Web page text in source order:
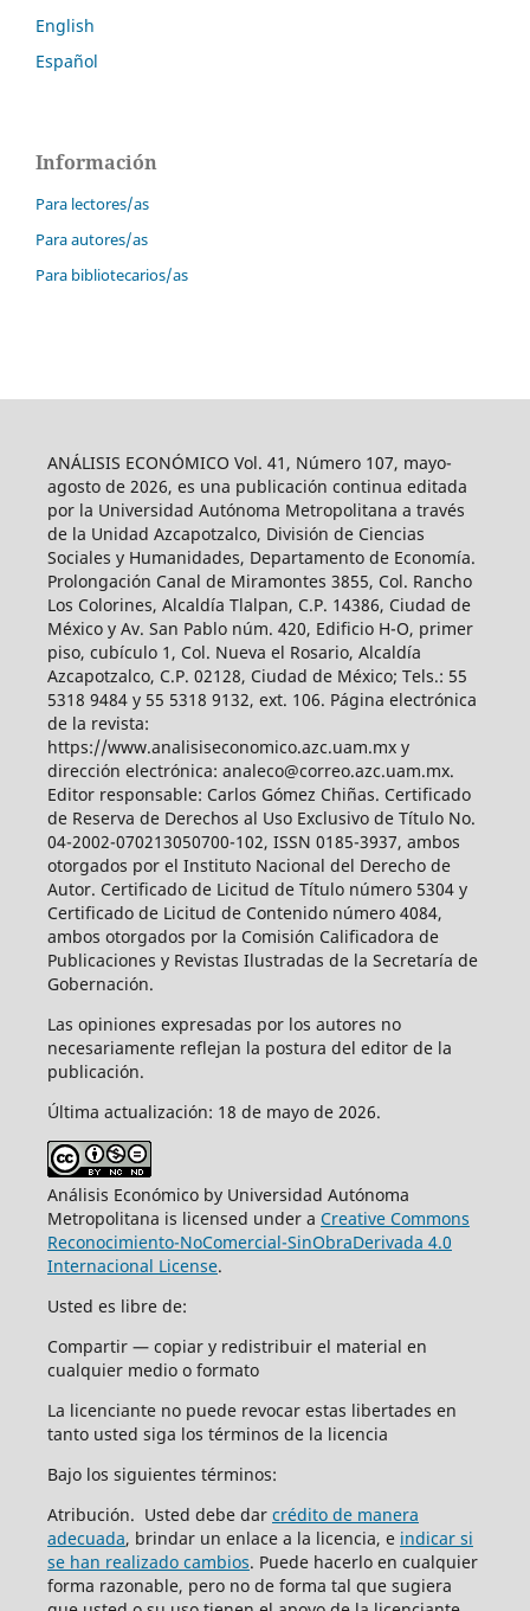
English
Español
Información
Para lectores/as
Para autores/as
Para bibliotecarios/as
ANÁLISIS ECONÓMICO Vol. 41, Número 107, mayo-
agosto de 2026, es una publicación continua editada
por la Universidad Autónoma Metropolitana a través
de la Unidad Azcapotzalco, División de Ciencias
Sociales y Humanidades, Departamento de Economía.
Prolongación Canal de Miramontes 3855, Col. Rancho
Los Colorines, Alcaldía Tlalpan, C.P. 14386, Ciudad de
México y Av. San Pablo núm. 420, Edificio H-O, primer
piso, cubículo 1, Col. Nueva el Rosario, Alcaldía
Azcapotzalco, C.P. 02128, Ciudad de México; Tels.: 55
5318 9484 y 55 5318 9132, ext. 106. Página electrónica
de la revista:
https://www.analisiseconomico.azc.uam.mx y
dirección electrónica: analeco@correo.azc.uam.mx.
Editor responsable: Carlos Gómez Chiñas. Certificado
de Reserva de Derechos al Uso Exclusivo de Título No.
04-2002-070213050700-102, ISSN 0185-3937, ambos
otorgados por el Instituto Nacional del Derecho de
Autor. Certificado de Licitud de Título número 5304 y
Certificado de Licitud de Contenido número 4084,
ambos otorgados por la Comisión Calificadora de
Publicaciones y Revistas Ilustradas de la Secretaría de
Gobernación.
Las opiniones expresadas por los autores no
necesariamente reflejan la postura del editor de la
publicación.
Última actualización: 18 de mayo de 2026.
Análisis Económico by Universidad Autónoma
Metropolitana is licensed under a Creative Commons
Reconocimiento-NoComercial-SinObraDerivada 4.0
Internacional License.
Usted es libre de:
Compartir — copiar y redistribuir el material en
cualquier medio o formato
La licenciante no puede revocar estas libertades en
tanto usted siga los términos de la licencia
Bajo los siguientes términos:
Atribución. Usted debe dar crédito de manera
adecuada, brindar un enlace a la licencia, e indicar si
se han realizado cambios. Puede hacerlo en cualquier
forma razonable, pero no de forma tal que sugiera